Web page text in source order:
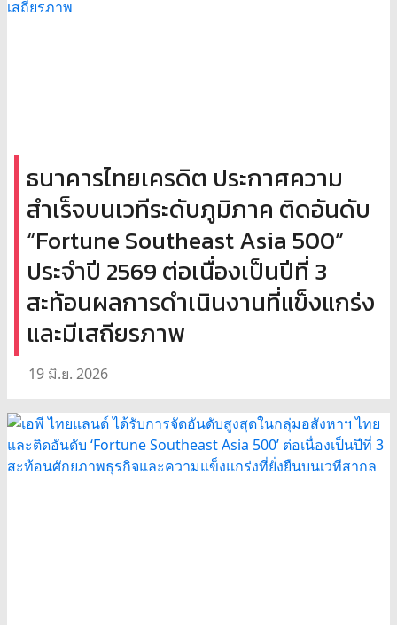
ธนาคารไทยเครดิต ประกาศความ
สำเร็จบนเวทีระดับภูมิภาค ติดอันดับ
“Fortune Southeast Asia 500”
ประจำปี 2569 ต่อเนื่องเป็นปีที่ 3
สะท้อนผลการดำเนินงานที่แข็งแกร่ง
และมีเสถียรภาพ
19 มิ.ย. 2026